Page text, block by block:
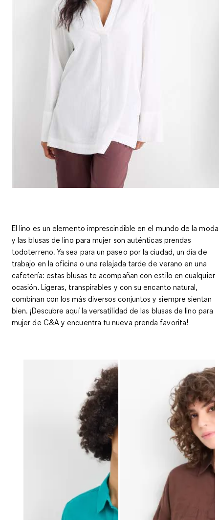
El lino es un elemento imprescindible en el mundo de la
y las blusas de lino para mujer son auténticas prendas
todoterreno. Ya sea para un paseo por la ciudad, un día de
trabajo en la oficina o una relajada tarde de verano en una
cafetería: estas blusas te acompañan con estilo en cualquier
ocasión. Ligeras, transpirables y con su encanto natural,
combinan con los más diversos conjuntos y siempre sientan
bien. ¡Descubre aquí la versatilidad de las blusas de lino para
mujer de C&A y encuentra tu nueva prenda favorita!